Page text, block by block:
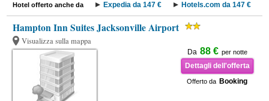
Hotel offerto anche da Expedia da 147 € Hotels.com da 147 €
Hampton Inn Suites Jacksonville Airport
Visualizza sulla mappa
Da 88 € per notte
Dettagli dell'offerta
Offerto da Booking